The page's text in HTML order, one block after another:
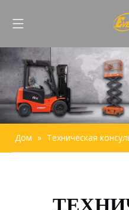
Дом » Техническая